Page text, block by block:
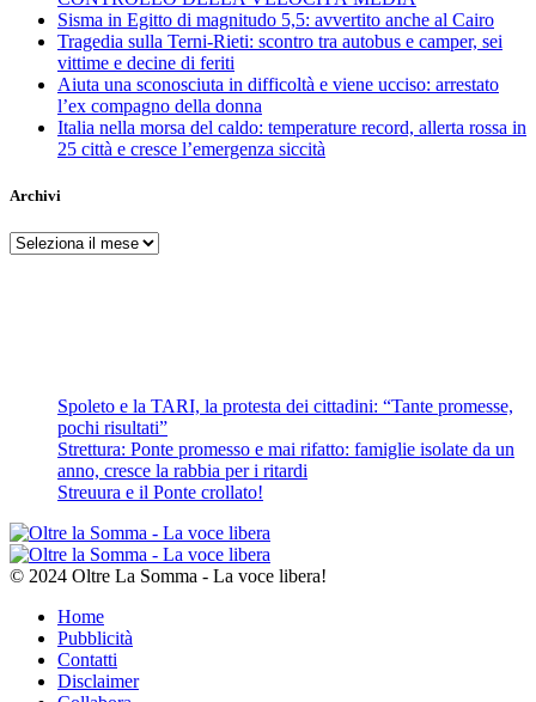
Sisma in Egitto di magnitudo 5,5: avvertito anche al Cairo
Tragedia sulla Terni-Rieti: scontro tra autobus e camper, sei
vittime e decine di feriti
Aiuta una sconosciuta in difficoltà e viene ucciso: arrestato
l’ex compagno della donna
Italia nella morsa del caldo: temperature record, allerta rossa in
25 città e cresce l’emergenza siccità
Archivi
Archivi
Spoleto e la TARI, la protesta dei cittadini: “Tante promesse,
pochi risultati”
Strettura: Ponte promesso e mai rifatto: famiglie isolate da un
anno, cresce la rabbia per i ritardi
Streuura e il Ponte crollato!
© 2024 Oltre La Somma - La voce libera!
Home
Pubblicità
Contatti
Disclaimer